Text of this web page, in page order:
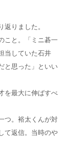
りました。
こと。「ミニ碁一
当していた石井
と思った」といい
を最大に伸ばすべ
つ。裕太くんが対
て返信。当時のや